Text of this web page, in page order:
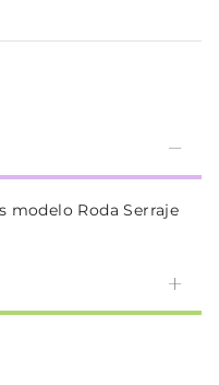
modelo Roda Serraje